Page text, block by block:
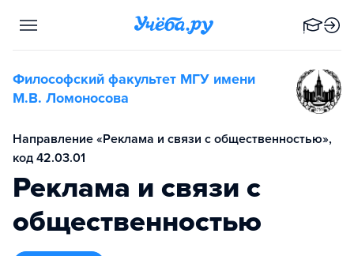
Философский факультет МГУ имени
М.В. Ломоносова
Направление «Реклама и связи с общественностью»,
код 42.03.01
Реклама и связи с
общественностью